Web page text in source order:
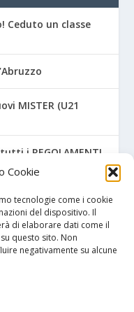
Cookie
tecnologie come i cookie
del dispositivo. Il
di elaborare dati come il
questo sito. Non
negativamente su alcune
Ceduto un classe
MISTER (U21
i REGOLAMENTI
“svincolati” firmano